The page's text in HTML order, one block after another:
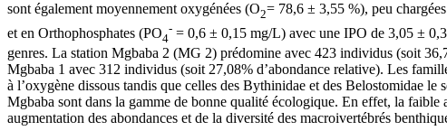
sont également moyennement oxygénées (O2= 78,6 ± 3,55 %), peu
et en Orthophosphates (PO4
- = 0,6 ± 0,15 mg/L) avec une IPO de 3,05 ±
genres. La station Mgbaba 2 (MG 2) prédomine avec 423 individus (soit
Mgbaba 1 avec 312 individus (soit 27,08% d’abondance relative). Les
à l’oxygène dissous tandis que celles des Bythinidae et des Belostomidae
Mgbaba sont dans la gamme de bonne qualité écologique. En effet, la
augmentation des abondances et de la diversité des macroivertébrés